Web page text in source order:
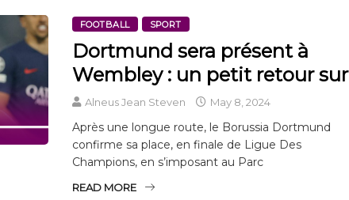
FOOTBALL SPORT
Dortmund sera présent à
Wembley : un petit retour sur
Alneus Jean Steven May 8, 2024
Après une longue route, le Borussia Dortmund
confirme sa place, en finale de Ligue Des
Champions, en s’imposant au Parc
READ MORE